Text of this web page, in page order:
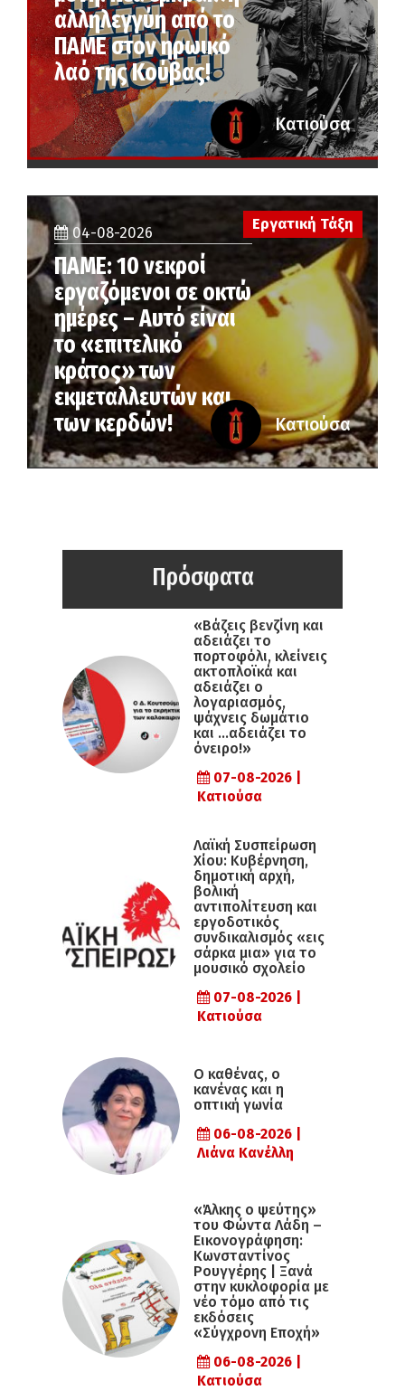
αλληλεγγύη από το
ΠΑΜΕ στον ηρωικό
λαό της Κούβας!
Κατιούσα
04-08-2026
ΠΑΜΕ: 10 νεκροί
εργαζόμενοι σε οκτώ
ημέρες – Αυτό είναι
το «επιτελικό
κράτος» των
εκμεταλλευτών και
των κερδών!
Εργατική Τάξη
Κατιούσα
Πρόσφατα
«Βάζεις βενζίνη και
αδειάζει το
πορτοφόλι, κλείνεις
ακτοπλοϊκά και
αδειάζει ο
λογαριασμός,
ψάχνεις δωμάτιο
και …αδειάζει το
όνειρο!»
07-08-2026 |
Κατιούσα
Λαϊκή Συσπείρωση
Χίου: Κυβέρνηση,
δημοτική αρχή,
βολική
αντιπολίτευση και
εργοδοτικός
συνδικαλισμός «εις
σάρκα μια» για το
μουσικό σχολείο
07-08-2026 |
Κατιούσα
Ο καθένας, ο
κανένας και η
οπτική γωνία
06-08-2026 |
Λιάνα Κανέλλη
«Άλκης ο ψεύτης»
του Φώντα Λάδη –
Εικονογράφηση:
Κωνσταντίνος
Ρουγγέρης | Ξανά
στην κυκλοφορία με
νέο τόμο από τις
εκδόσεις
«Σύγχρονη Εποχή»
06-08-2026 |
Κατιούσα